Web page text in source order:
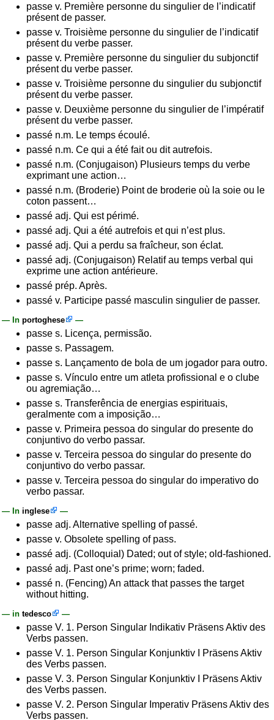
passe v. Première personne du singulier de l’indicatif
présent de passer.
passe v. Troisième personne du singulier de l’indicatif
présent du verbe passer.
passe v. Première personne du singulier du subjonctif
présent du verbe passer.
passe v. Troisième personne du singulier du subjonctif
présent du verbe passer.
passe v. Deuxième personne du singulier de l’impératif
présent du verbe passer.
passé n.m. Le temps écoulé.
passé n.m. Ce qui a été fait ou dit autrefois.
passé n.m. (Conjugaison) Plusieurs temps du verbe
exprimant une action…
passé n.m. (Broderie) Point de broderie où la soie ou le
coton passent…
passé adj. Qui est périmé.
passé adj. Qui a été autrefois et qui n’est plus.
passé adj. Qui a perdu sa fraîcheur, son éclat.
passé adj. (Conjugaison) Relatif au temps verbal qui
exprime une action antérieure.
passé prép. Après.
passé v. Participe passé masculin singulier de passer.
— In portoghese —
passe s. Licença, permissão.
passe s. Passagem.
passe s. Lançamento de bola de um jogador para outro.
passe s. Vínculo entre um atleta profissional e o clube
ou agremiação…
passe s. Transferência de energias espirituais,
geralmente com a imposição…
passe v. Primeira pessoa do singular do presente do
conjuntivo do verbo passar.
passe v. Terceira pessoa do singular do presente do
conjuntivo do verbo passar.
passe v. Terceira pessoa do singular do imperativo do
verbo passar.
— In inglese —
passe adj. Alternative spelling of passé.
passe v. Obsolete spelling of pass.
passé adj. (Colloquial) Dated; out of style; old-fashioned.
passé adj. Past one’s prime; worn; faded.
passé n. (Fencing) An attack that passes the target
without hitting.
— in tedesco —
passe V. 1. Person Singular Indikativ Präsens Aktiv des
Verbs passen.
passe V. 1. Person Singular Konjunktiv I Präsens Aktiv
des Verbs passen.
passe V. 3. Person Singular Konjunktiv I Präsens Aktiv
des Verbs passen.
passe V. 2. Person Singular Imperativ Präsens Aktiv des
Verbs passen.